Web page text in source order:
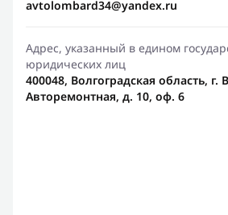
avtolombard34@yandex.ru
Адрес, указанный в едином
юридических лиц
400048, Волгоградская область, г.
Авторемонтная, д. 10, оф. 6